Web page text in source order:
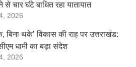
से चार घंटे बाधित रहा यातायात
2026
बिना थके’ विकास की राह पर उत्तराखंड:
धामी का बड़ा संदेश
2026